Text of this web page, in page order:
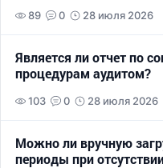
89 0 28 июля 2026
Является ли отчет по
процедурам аудитом?
103 0 28 июля 2026
Можно ли вручную
периоды при